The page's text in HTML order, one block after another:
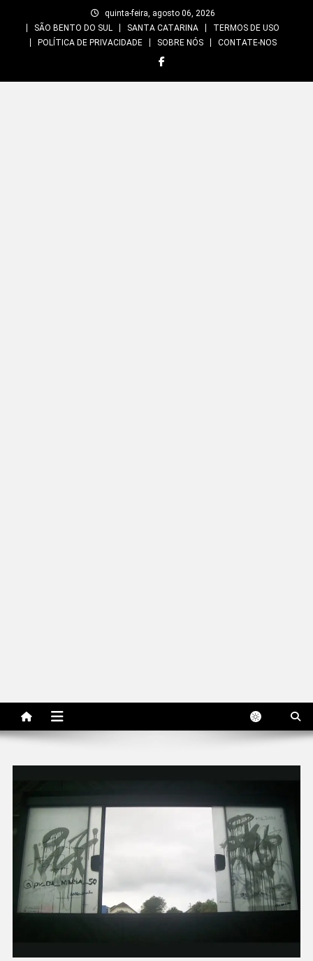
quinta-feira, agosto 06, 2026
SÃO BENTO DO SUL
SANTA CATARINA
TERMOS DE USO
POLÍTICA DE PRIVACIDADE
SOBRE NÓS CONTATE-NOS